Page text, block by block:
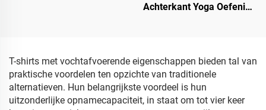
Achterkant Yoga Oefening
T-shirts met vochtafvoerende eigenschappen bieden tal van
praktische voordelen ten opzichte van traditionele
alternatieven. Hun belangrijkste voordeel is hun
uitzonderlijke opnamecapaciteit, in staat om tot vier keer